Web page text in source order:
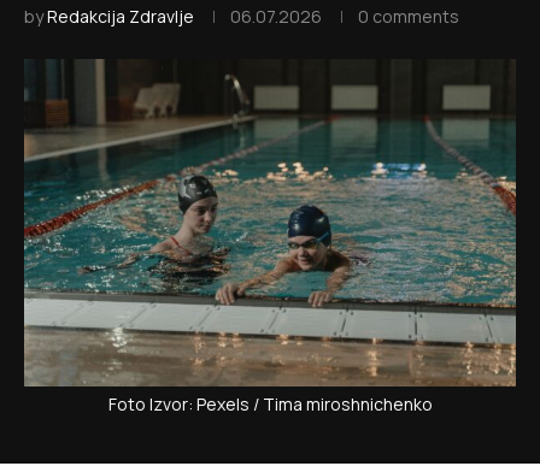
byRedakcija Zdravlje 06.07.2026 0 comments
Foto Izvor: Pexels / Tima miroshnichenko